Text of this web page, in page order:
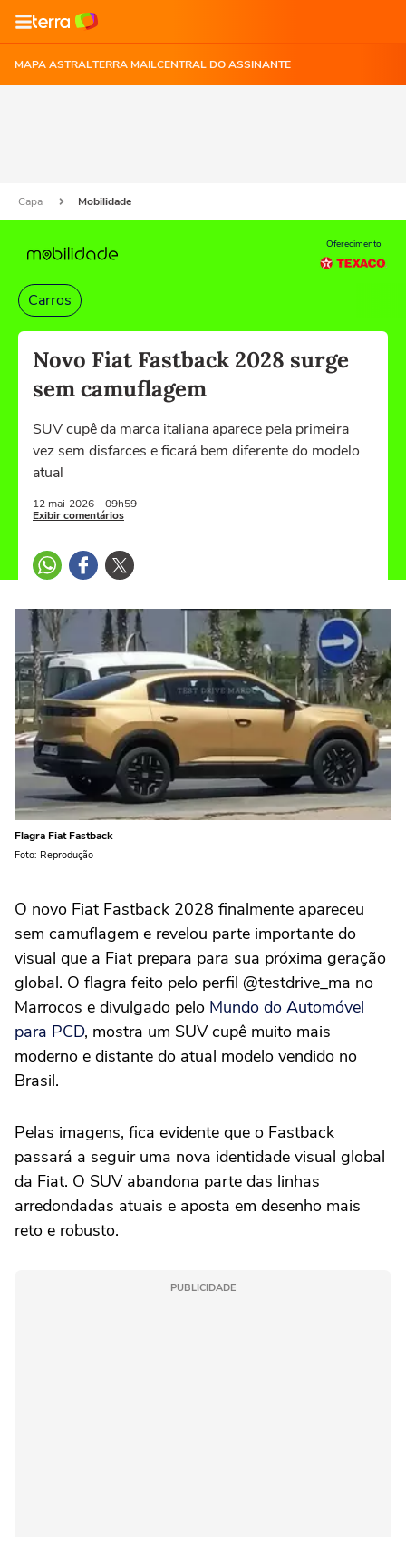
MAPA ASTRALTERRA MAILCENTRAL DO ASSINANTE
Capa Mobilidade
Oferecimento
Carros
Novo Fiat Fastback 2028 surge
sem camuflagem
SUV cupê da marca italiana aparece pela primeira
vez sem disfarces e ficará bem diferente do modelo
atual
12 mai 2026 - 09h59
Exibir comentários
Flagra Fiat Fastback
Foto: Reprodução
O novo Fiat Fastback 2028 finalmente apareceu
sem camuflagem e revelou parte importante do
visual que a Fiat prepara para sua próxima geração
global. O flagra feito pelo perfil @testdrive_ma no
Marrocos e divulgado pelo Mundo do Automóvel
para PCD, mostra um SUV cupê muito mais
moderno e distante do atual modelo vendido no
Brasil.
Pelas imagens, fica evidente que o Fastback
passará a seguir uma nova identidade visual global
da Fiat. O SUV abandona parte das linhas
arredondadas atuais e aposta em desenho mais
reto e robusto.
PUBLICIDADE